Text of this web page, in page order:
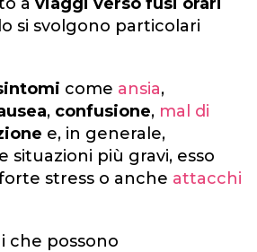
si svolgono particolari
come ansia,
, confusione, mal di
e, in generale,
situazioni più gravi, esso
stress o anche attacchi
che possono